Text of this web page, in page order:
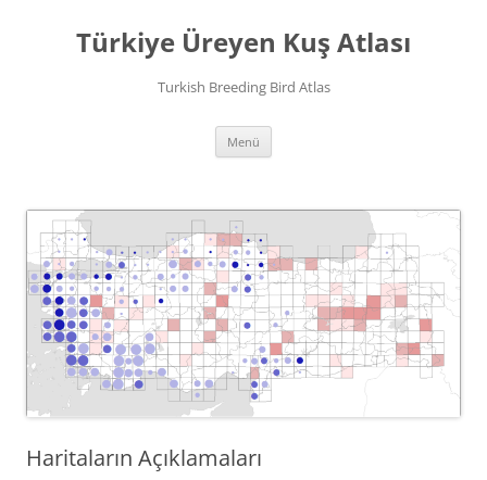
Türkiye Üreyen Kuş Atlası
Turkish Breeding Bird Atlas
Menü
Haritaların Açıklamaları